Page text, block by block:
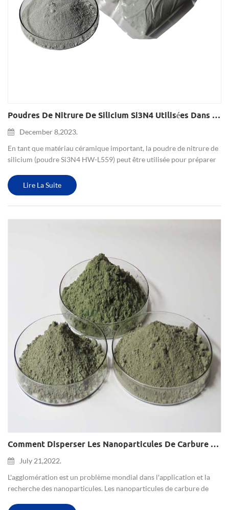
Poudres De Nitrure De Silicium Si3N4 Utilisées Dans Les Tôles Moulées
December 8,2023.
En tant que matériau céramique important, la poudre de nitrure de
silicium (poudre Si3N4 HW-L559) peut être utilisée pour préparer
coulée a de nombreuses applications et fonctions im...
Lire La Suite
Comment Disperser Les Nanoparticules De Carbure De Silicium SIC
July 21,2022.
L'agglomération est un problème mondial dans l'application et la
recherche des nanoparticules. Les nanoparticules de carbure de